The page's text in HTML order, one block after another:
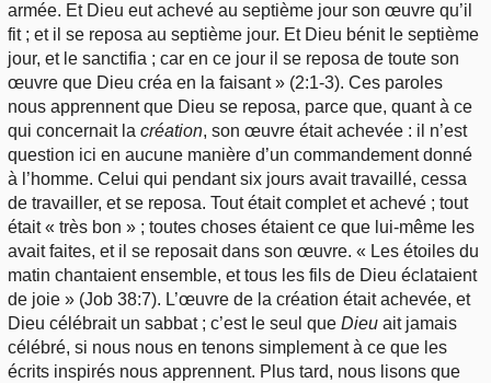
armée. Et Dieu eut achevé au septième jour son œuvre qu’il
fit ; et il se reposa au septième jour. Et Dieu bénit le septième
jour, et le sanctifia ; car en ce jour il se reposa de toute son
œuvre que Dieu créa en la faisant » (2:1-3). Ces paroles
nous apprennent que Dieu se reposa, parce que, quant à ce
qui concernait la création, son œuvre était achevée : il n’est
question ici en aucune manière d’un commandement donné
à l’homme. Celui qui pendant six jours avait travaillé, cessa
de travailler, et se reposa. Tout était complet et achevé ; tout
était « très bon » ; toutes choses étaient ce que lui-même les
avait faites, et il se reposait dans son œuvre. « Les étoiles du
matin chantaient ensemble, et tous les fils de Dieu éclataient
de joie » (Job 38:7). L’œuvre de la création était achevée, et
Dieu célébrait un sabbat ; c’est le seul que Dieu ait jamais
célébré, si nous nous en tenons simplement à ce que les
écrits inspirés nous apprennent. Plus tard, nous lisons que